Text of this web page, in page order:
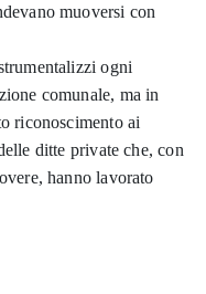
muoversi con
ogni
comunale, ma in
riconoscimento ai
ditte private che, con
hanno lavorato